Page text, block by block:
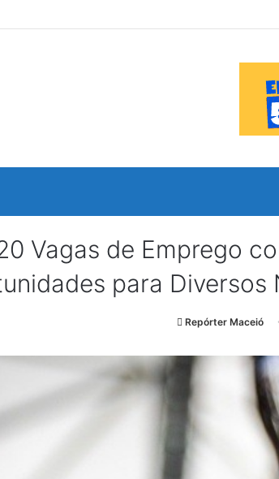
Vagas de Emprego
para Diversos
Repórter Maceió